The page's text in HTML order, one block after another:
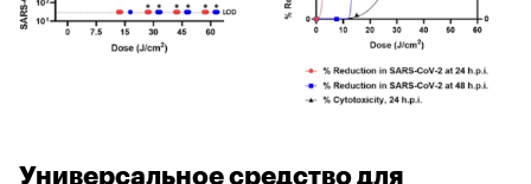
Универсальное средство для